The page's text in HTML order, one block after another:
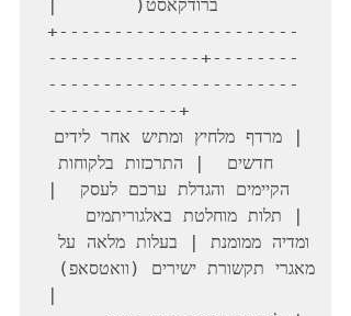
+----------------------
--------------+--------
-----------------------
------------+